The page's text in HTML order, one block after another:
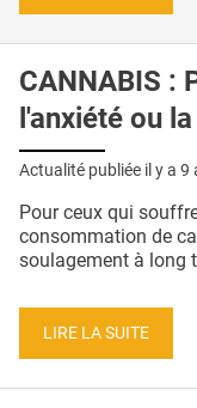
CANNABIS :
l'anxiété ou
Actualité publiée il y a 9
Pour ceux qui
consommation de
soulagement à long
LIRE LA SUITE